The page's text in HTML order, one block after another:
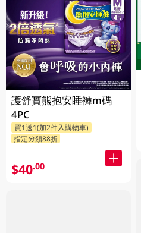
護舒寶熊抱安睡褲m碼
4PC
買1送1(加2件入購物車)
指定分類88折
$40.00